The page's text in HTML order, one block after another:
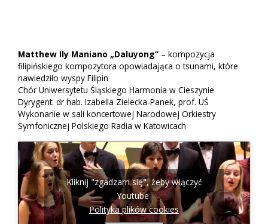
Matthew Ily Maniano „Daluyong” – kompozycja
filipińskiego kompozytora opowiadająca o tsunami, które
nawiedziło wyspy Filipin
Chór Uniwersytetu Śląskiego Harmonia w Cieszynie
Dyrygent: dr hab. Izabella Zielecka-Panek, prof. UŚ
Wykonanie w sali koncertowej Narodowej Orkiestry
Symfonicznej Polskiego Radia w Katowicach
Kliknij "zgadzam się", żeby włączyć
Youtube
Polityka plików cookies